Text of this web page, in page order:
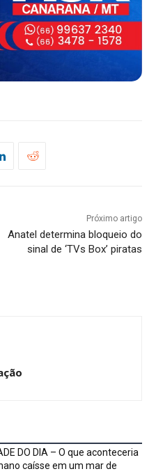
Próximo artigo
Anatel determina bloqueio do
sinal de ‘TVs Box’ piratas
DO DIA – O que aconteceria
caísse em um mar de